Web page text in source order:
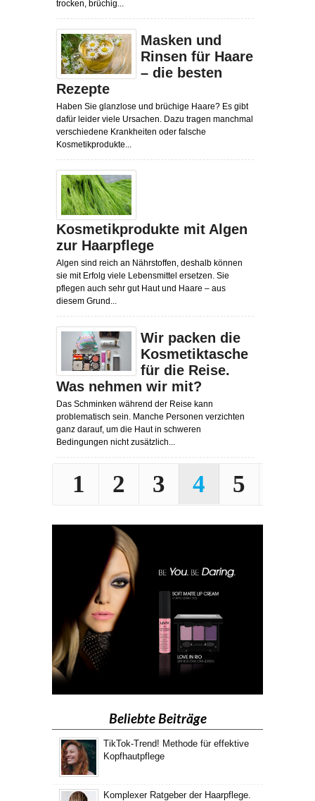
trocken, brüchig...
Masken und
Rinsen für Haare
– die besten
Rezepte
Haben Sie glanzlose und brüchige Haare? Es gibt
dafür leider viele Ursachen. Dazu tragen manchmal
verschiedene Krankheiten oder falsche
Kosmetikprodukte...
Kosmetikprodukte mit Algen
zur Haarpflege
Algen sind reich an Nährstoffen, deshalb können
sie mit Erfolg viele Lebensmittel ersetzen. Sie
pflegen auch sehr gut Haut und Haare – aus
diesem Grund...
Wir packen die
Kosmetiktasche
für die Reise.
Was nehmen wir mit?
Das Schminken während der Reise kann
problematisch sein. Manche Personen verzichten
ganz darauf, um die Haut in schweren
Bedingungen nicht zusätzlich...
1 2 3 4 5
Beliebte Beiträge
TikTok-Trend! Methode für effektive
Kopfhautpflege
Komplexer Ratgeber der Haarpflege.